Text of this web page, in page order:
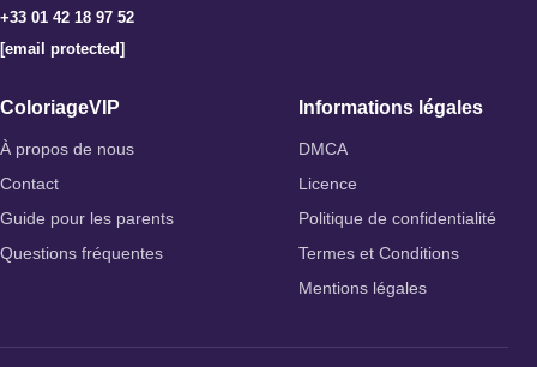
+33 01 42 18 97 52
[email protected]
ColoriageVIP
À propos de nous
Contact
Guide pour les parents
Questions fréquentes
Informations légales
DMCA
Licence
Politique de confidentialité
Termes et Conditions
Mentions légales